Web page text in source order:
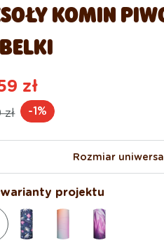
KOMIN
zł
zł
-1%
Rozmiar
projektu